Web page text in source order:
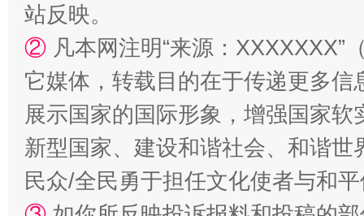
漫山遍野的桃花与雪山、麦地、白藏房 除
站反映。
② 凡本网注明“来源：
它媒体，转载目的在于传递更多
展示国家的国际形象，增强国家
新型国家、建设和谐社会、和谐
民众/全民勇于担任文化使者与和